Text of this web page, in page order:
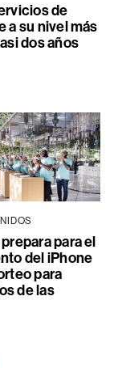
de
a su nivel más
dos años
para el
del iPhone
para
de las